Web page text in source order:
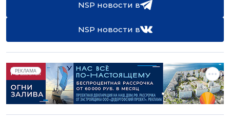
NSP новости в
NSP новости в
РЕКЛАМА